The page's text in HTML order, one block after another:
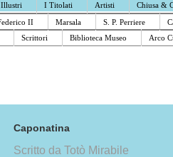
Illustri I Titolati Artisti
Chiusa &
II
Marsala S. P. Perriere
Scrittori Biblioteca Museo Arco
Caponatina
Scritto da Totò Mirabile